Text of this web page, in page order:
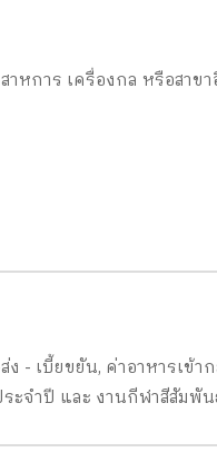
หการ เครื่องกล หรือสาข
- เบี้ยขยัน, ค่าอาหารเข้
ะจำปี และ งานกีฬาสีสัม